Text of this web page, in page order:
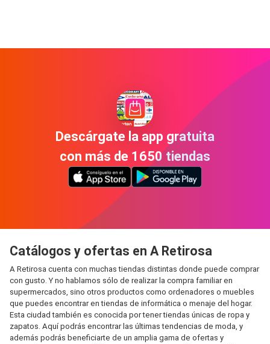
Descárgate la app gratuita
con más de 1650 tiendas
Catálogos y ofertas en A Retirosa
A Retirosa cuenta con muchas tiendas distintas donde puede comprar
con gusto. Y no hablamos sólo de realizar la compra familiar en
supermercados, sino otros productos como ordenadores o muebles
que puedes encontrar en tiendas de informática o menaje del hogar.
Esta ciudad también es conocida por tener tiendas únicas de ropa y
zapatos. Aquí podrás encontrar las últimas tendencias de moda, y
además podrás beneficiarte de un amplia gama de ofertas y